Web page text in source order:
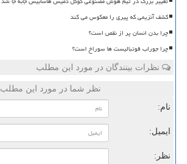
کشف آنزیمی که پیری را معکوس می کند
چرا بدن انسان پر از نقص است؟
چرا جوراب فوتبالیست ها سوراخ است؟
نظرات بینندگان در مورد این مطلب
نظر شما در مورد این مطلب
نام:
ایمیل:
نظر: